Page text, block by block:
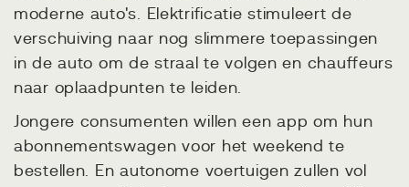
moderne auto's. Elektrificatie stimuleert de
verschuiving naar nog slimmere toepassingen
in de auto om de straal te volgen en chauffeurs
naar oplaadpunten te leiden.
Jongere consumenten willen een app om hun
abonnementswagen voor het weekend te
bestellen. En autonome voertuigen zullen vol